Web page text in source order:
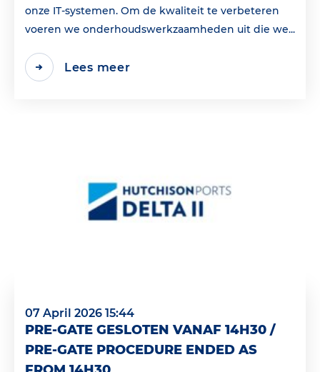
onze IT-systemen. Om de kwaliteit te verbeteren
voeren we onderhoudswerkzaamheden uit die we...
Lees meer
07 April 2026 15:44
PRE-GATE GESLOTEN VANAF 14H30 /
PRE-GATE PROCEDURE ENDED AS